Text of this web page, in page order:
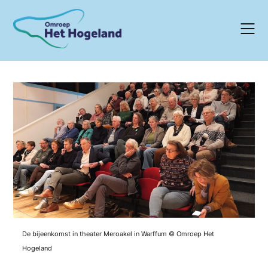
content
De bijeenkomst in theater Meroakel in Warffum © Omroep Het
Hogeland